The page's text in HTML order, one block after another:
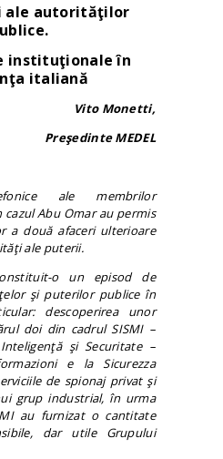
ale autorităţilor
instituţionale în
italiană
Vito Monetti,
Preşedinte MEDEL
ale membrilor
Abu Omar au permis
a două afaceri ulterioare
ale puterii.
o un episod de
şi puterilor publice în
descoperirea unor
doi din cadrul SISMI –
şi Securitate –
e la Sicurezza
de spionaj privat şi
grup industrial, în urma
au furnizat o cantitate
dar utile Grupului